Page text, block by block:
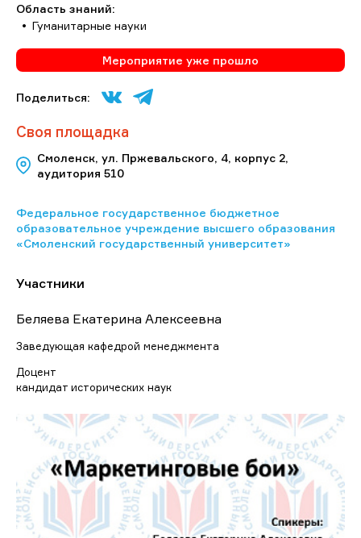
Область знаний:
Гуманитарные науки
Мероприятие уже прошло
Поделиться:
Своя площадка
Смоленск, ул. Пржевальского, 4, корпус 2,
аудитория 510
Федеральное государственное бюджетное
образовательное учреждение высшего образования
«Смоленский государственный университет»
Участники
Беляева Екатерина Алексеевна
Заведующая кафедрой менеджмента
Доцент
кандидат исторических наук